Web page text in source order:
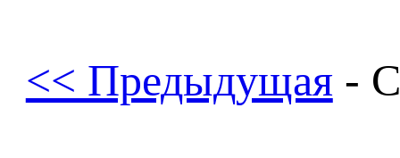
<< Предыдущая-